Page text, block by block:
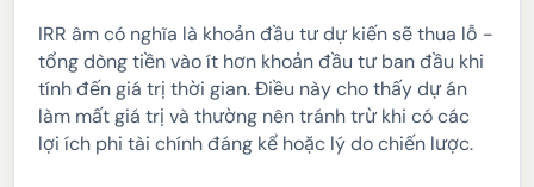
IRR âm có nghĩa là khoản đầu tư dự kiến sẽ thua lỗ -
tổng dòng tiền vào ít hơn khoản đầu tư ban đầu khi
tính đến giá trị thời gian. Điều này cho thấy dự án
làm mất giá trị và thường nên tránh trừ khi có các
lợi ích phi tài chính đáng kể hoặc lý do chiến lược.